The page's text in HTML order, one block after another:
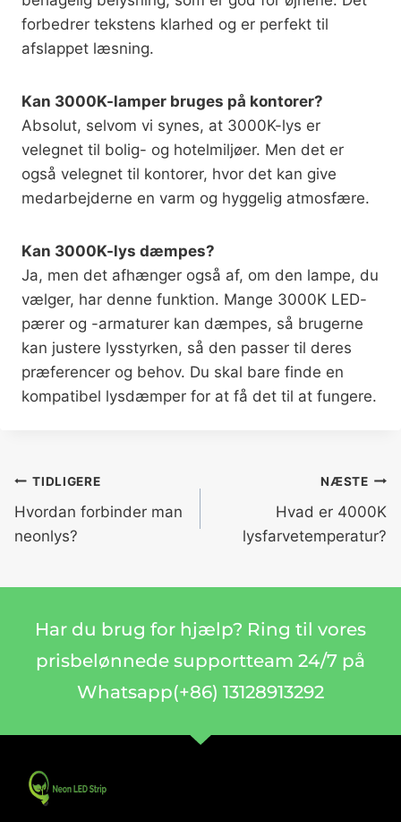
forbedrer tekstens klarhed og er perfekt til
afslappet læsning.
Kan 3000K-lamper bruges på kontorer?
Absolut, selvom vi synes, at 3000K-lys er
velegnet til bolig- og hotelmiljøer. Men det er
også velegnet til kontorer, hvor det kan give
medarbejderne en varm og hyggelig atmosfære.
Kan 3000K-lys dæmpes?
Ja, men det afhænger også af, om den lampe, du
vælger, har denne funktion. Mange 3000K LED-
pærer og -armaturer kan dæmpes, så brugerne
kan justere lysstyrken, så den passer til deres
præferencer og behov. Du skal bare finde en
kompatibel lysdæmper for at få det til at fungere.
TIDLIGERE
Hvordan forbinder man
neonlys?
NÆSTE
Hvad er 4000K
lysfarvetemperatur?
Har du brug for hjælp? Ring til vores
prisbelønnede supportteam 24/7 på
Whatsapp(+86) 13128913292